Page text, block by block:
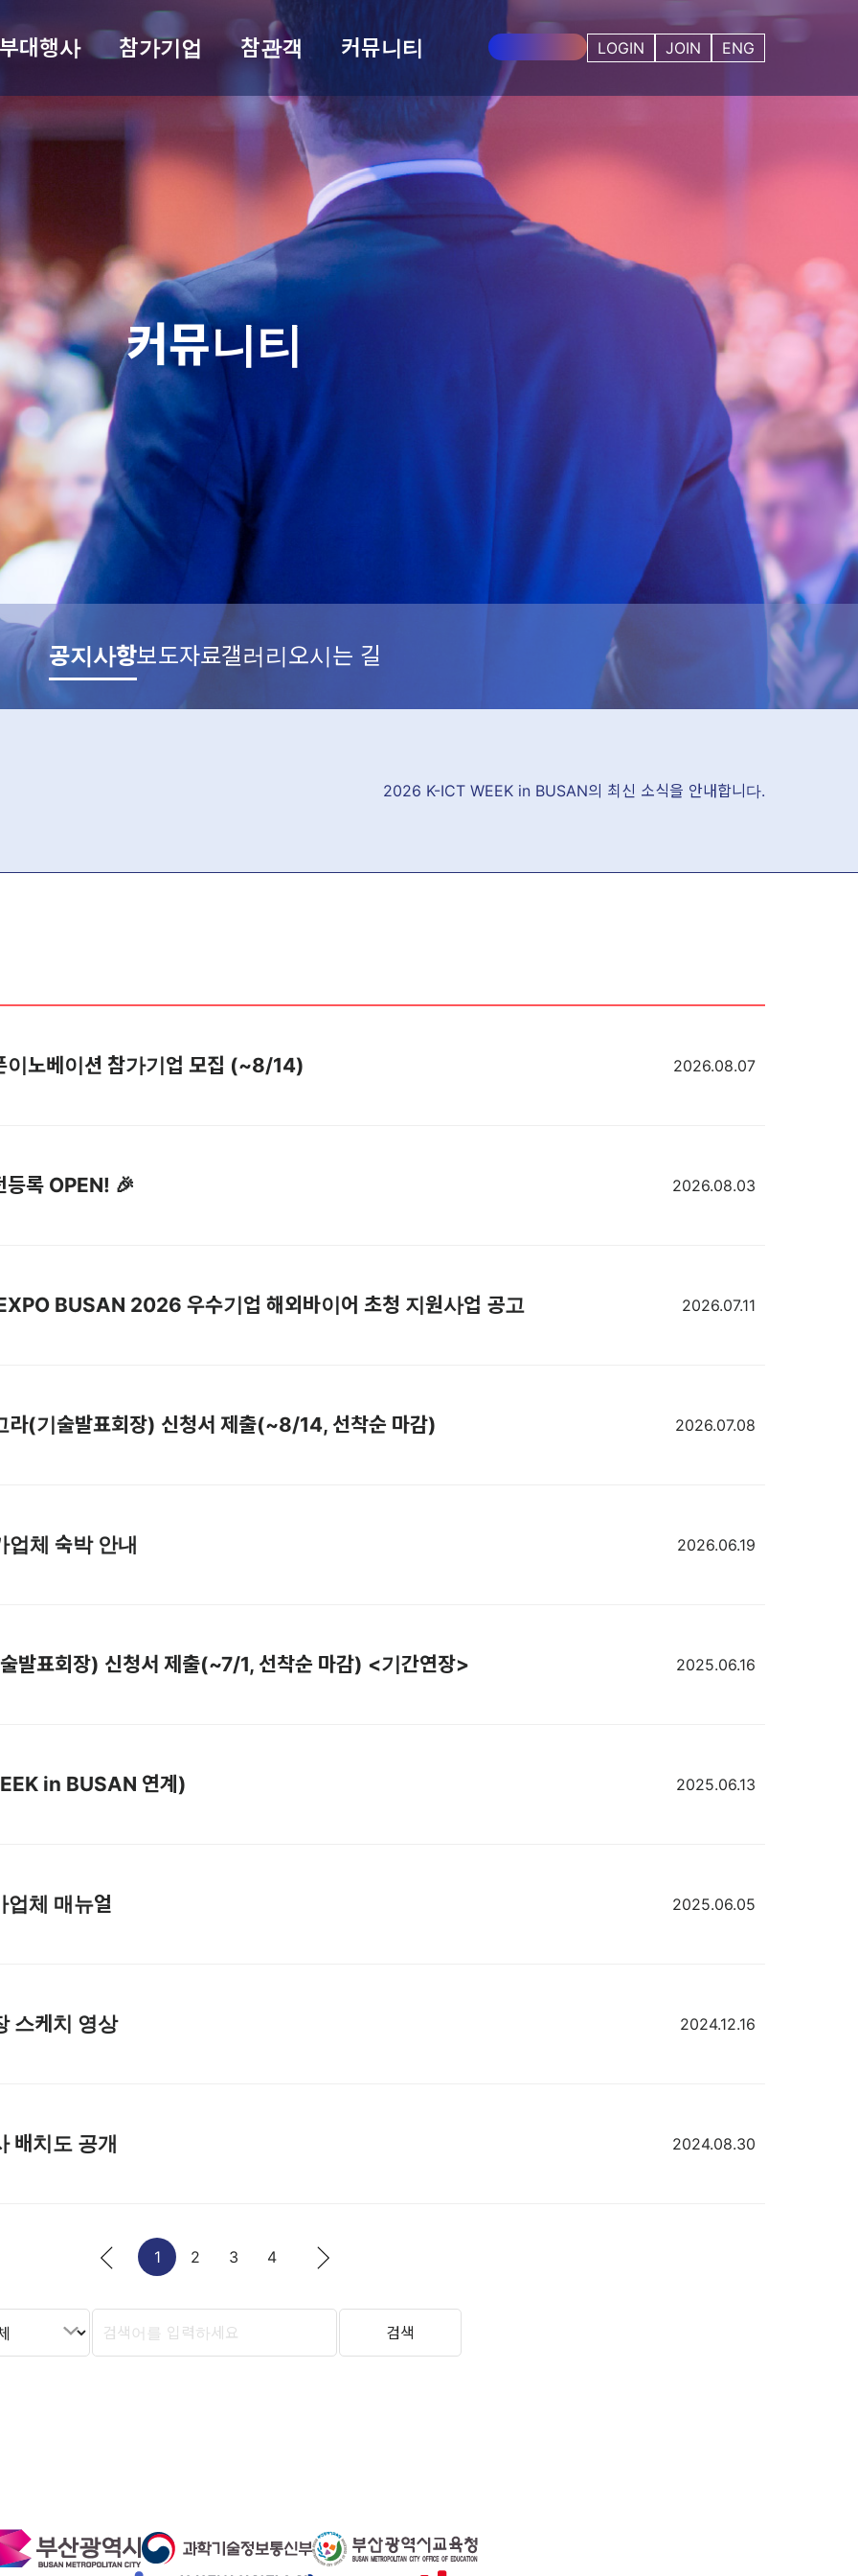
대행사 참가기업 참관객 커뮤니티 LOGIN JOIN ENG
커뮤니티
공지사항보도자료갤러리오시는 길
2026 K-ICT WEEK in BUSAN의 최신 소식을 안내합니다.
노베이션 참가기업 모집 (~8/14) 2026.08.07
록 OPEN! 🎉 2026.08.03
BUSAN 2026 우수기업 해외바이어 초청 지원사업 공고 2026.07.11
기술발표회장) 신청서 제출(~8/14, 선착순 마감) 2026.07.08
체 숙박 안내 2026.06.19
표회장) 신청서 제출(~7/1, 선착순 마감) <기간연장> 2025.06.16
in BUSAN 연계) 2025.06.13
체 매뉴얼 2025.06.05
스케치 영상 2024.12.16
배치도 공개 2024.08.30
1 2 3 4